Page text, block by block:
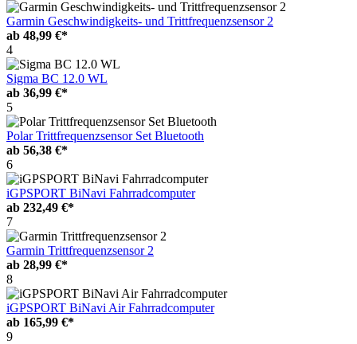
Garmin Geschwindigkeits- und Trittfrequenzsensor 2
ab 48,99 €*
4
Sigma BC 12.0 WL
ab 36,99 €*
5
Polar Trittfrequenzsensor Set Bluetooth
ab 56,38 €*
6
iGPSPORT BiNavi Fahrradcomputer
ab 232,49 €*
7
Garmin Trittfrequenzsensor 2
ab 28,99 €*
8
iGPSPORT BiNavi Air Fahrradcomputer
ab 165,99 €*
9